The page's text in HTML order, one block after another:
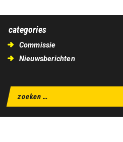
categories
Commissie
Nieuwsberichten